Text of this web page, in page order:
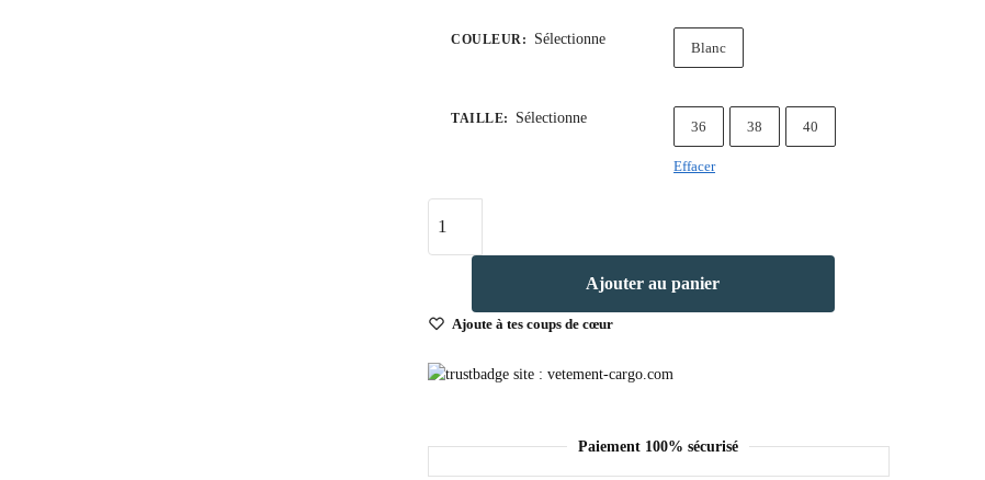
COULEUR : Sélectionne
Blanc
TAILLE: Sélectionne
36 38 40
Effacer
Ajouter au panier
Ajoute à tes coups de cœur
Paiement 100% sécurisé